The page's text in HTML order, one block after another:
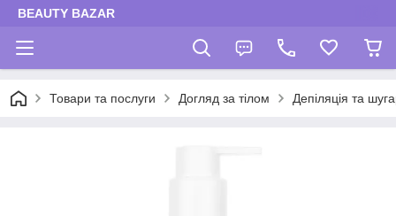
BEAUTY BAZAR
Товари та послуги Догляд за тілом Депіляція та